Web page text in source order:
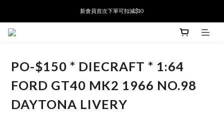
新會員首次下單可扣減$10
新會員首次下單可扣減$10
PO-$150 * DIECRAFT * 1:64
FORD GT40 MK2 1966 NO.98
DAYTONA LIVERY